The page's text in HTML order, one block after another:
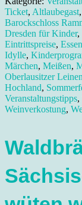
Ticket, Altlaubegast,
Barockschloss
Dresden für Kinder,
Eintrittspreise,
Idylle,
Märchen, Meißen,
Oberlausitzer
Hochland,
Veranstaltungstipps,
Weinverkostung,